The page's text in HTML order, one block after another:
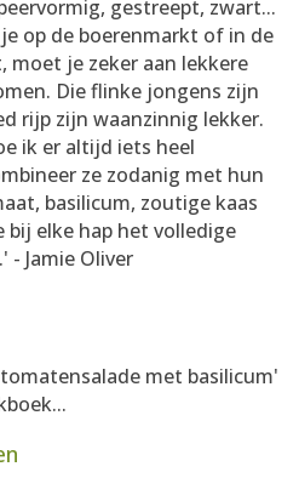
gestreept, zwart...
op de boerenmarkt of in de
moet je zeker aan lekkere
Die flinke jongens zijn
rijp zijn waanzinnig lekker.
ik er altijd iets heel
ze zodanig met hun
basilicum, zoutige kaas
elke hap het volledige
Jamie Oliver
met basilicum'